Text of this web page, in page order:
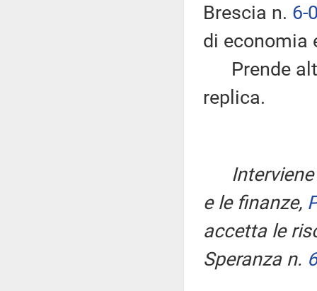
Brescia n. 6-
di economia
Prende
replica.
e le finanze,
accetta le
Speranza n.